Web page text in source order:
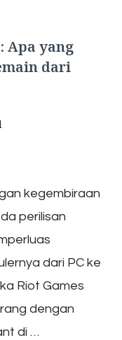
Apa yang
dari
kegembiraan
perilisan
dari PC ke
Riot Games
dengan
di …